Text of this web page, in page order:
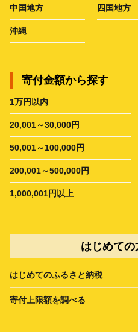
中国地方 四国地方
沖縄
寄付金額から探す
1万円以内
20,001～30,000円
50,001～100,000円
200,001～500,000円
1,000,001円以上
はじめての
はじめてのふるさと納税
寄付上限額を調べる